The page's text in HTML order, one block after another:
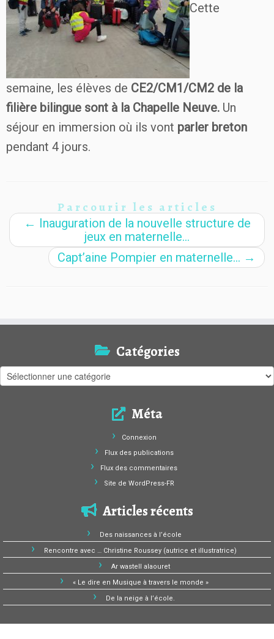
Cette
semaine, les élèves de CE2/CM1/CM2 de la
filière bilingue sont à la Chapelle Neuve. Un
séjour en immersion où ils vont parler breton
pendant 4 jours.
Parcourir les articles
← Inauguration de la nouvelle structure de
jeux en maternelle…
Capt’aine Pompier en maternelle… →
Catégories
Catégories
Méta
Connexion
Flux des publications
Flux des commentaires
Site de WordPress-FR
Articles récents
Des naissances à l’école
Rencontre avec … Christine Roussey (autrice et illustratrice)
Ar wastell alaouret
« Le dire en Musique à travers le monde »
De la neige à l’école.